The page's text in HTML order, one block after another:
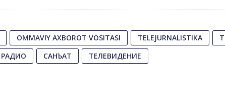
OMMAVIY AXBOROT VOSITASI TELEJURNALISTIKA
РАДИО САНЪАТ ТЕЛЕВИДЕНИЕ